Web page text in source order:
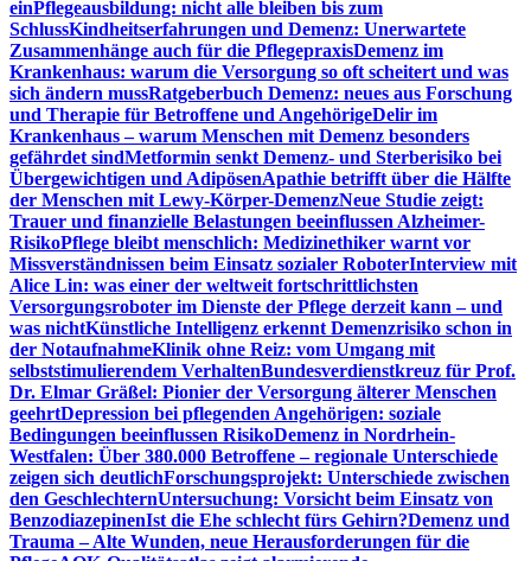
einPflegeausbildung: nicht alle bleiben bis zum
SchlussKindheitserfahrungen und Demenz: Unerwartete
Zusammenhänge auch für die PflegepraxisDemenz im
Krankenhaus: warum die Versorgung so oft scheitert und was
sich ändern mussRatgeberbuch Demenz: neues aus Forschung
und Therapie für Betroffene und AngehörigeDelir im
Krankenhaus – warum Menschen mit Demenz besonders
gefährdet sindMetformin senkt Demenz- und Sterberisiko bei
Übergewichtigen und AdipösenApathie betrifft über die Hälfte
der Menschen mit Lewy-Körper-DemenzNeue Studie zeigt:
Trauer und finanzielle Belastungen beeinflussen Alzheimer-
RisikoPflege bleibt menschlich: Medizinethiker warnt vor
Missverständnissen beim Einsatz sozialer RoboterInterview mit
Alice Lin: was einer der weltweit fortschrittlichsten
Versorgungsroboter im Dienste der Pflege derzeit kann – und
was nichtKünstliche Intelligenz erkennt Demenzrisiko schon in
der NotaufnahmeKlinik ohne Reiz: vom Umgang mit
selbststimulierendem VerhaltenBundesverdienstkreuz für Prof.
Dr. Elmar Gräßel: Pionier der Versorgung älterer Menschen
geehrtDepression bei pflegenden Angehörigen: soziale
Bedingungen beeinflussen RisikoDemenz in Nordrhein-
Westfalen: Über 380.000 Betroffene – regionale Unterschiede
zeigen sich deutlichForschungsprojekt: Unterschiede zwischen
den GeschlechternUntersuchung: Vorsicht beim Einsatz von
BenzodiazepinenIst die Ehe schlecht fürs Gehirn?Demenz und
Trauma – Alte Wunden, neue Herausforderungen für die